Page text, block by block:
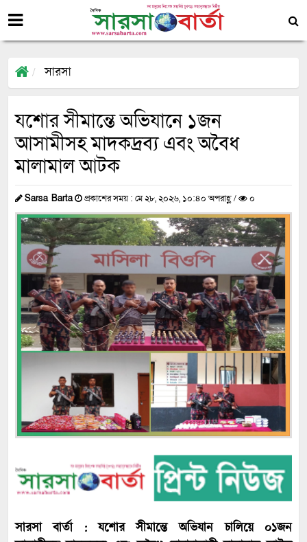
সারসা
যশোর সীমান্তে অভিযানে ১জন
আসামীসহ মাদকদ্রব্য এবং অবৈধ
মালামাল আটক
Sarsa Barta প্রকাশের সময় : মে ২৮, ২০২৬, ১০:৪০ অপরাহ্ণ / ০
সারসা বার্তা : যশোর সীমান্তে অভিযান চালিয়ে ০১জন